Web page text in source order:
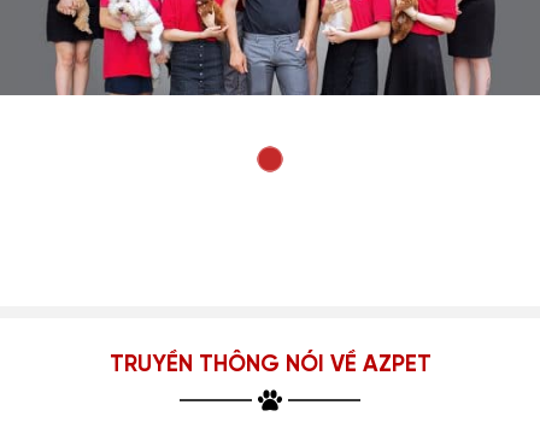
TRUYỀN THÔNG NÓI VỀ AZPET